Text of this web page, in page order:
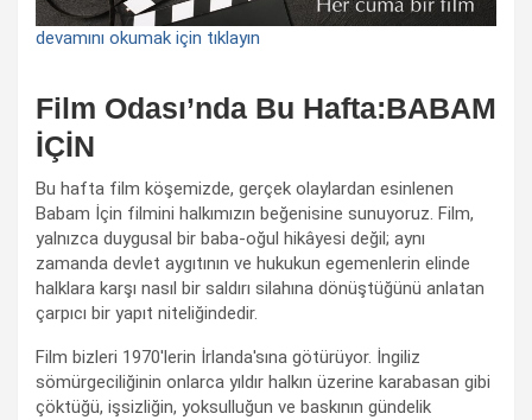
devamını okumak için tıklayın
Film Odası’nda Bu Hafta:BABAM
İÇİN
Bu hafta film köşemizde, gerçek olaylardan esinlenen
Babam İçin filmini halkımızın beğenisine sunuyoruz. Film,
yalnızca duygusal bir baba-oğul hikâyesi değil; aynı
zamanda devlet aygıtının ve hukukun egemenlerin elinde
halklara karşı nasıl bir saldırı silahına dönüştüğünü anlatan
çarpıcı bir yapıt niteliğindedir.
Film bizleri 1970'lerin İrlanda'sına götürüyor. İngiliz
sömürgeciliğinin onlarca yıldır halkın üzerine karabasan gibi
çöktüğü, işsizliğin, yoksulluğun ve baskının gündelik